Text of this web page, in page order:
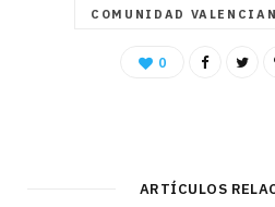
COMUNIDAD
0
ARTÍCULOS